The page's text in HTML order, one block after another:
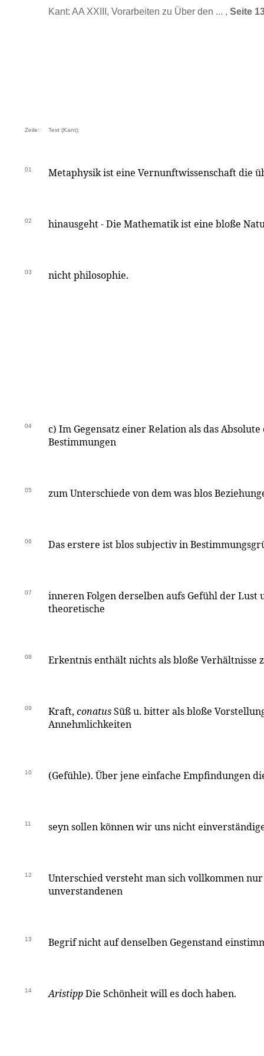
Kant: AA XXIII, Vorarbeiten zu Über den ... , Seite
Zeile: Text (Kant):
01 Metaphysik ist eine Vernunftwissenschaft die
02 hinausgeht - Die Mathematik ist eine bloße
03 nicht philosophie.
04
c) Im Gegensatz einer Relation als das
Bestimmungen
05 zum Unterschiede von dem was blos
06 Das erstere ist blos subjectiv in
07
inneren Folgen derselben aufs Gefühl der Lust
theoretische
08 Erkentnis enthält nichts als bloße Verhältnisse
09 Kraft, conatusSüß u. bitter als bloße
Annehmlichkeiten
10 (Gefühle). Über jene einfache Empfindungen
11 seyn sollen können wir uns nicht
12
Unterschied versteht man sich vollkommen
unverstandenen
13 Begrif nicht auf denselben Gegenstand
14 AristippDie Schönheit will es doch haben.